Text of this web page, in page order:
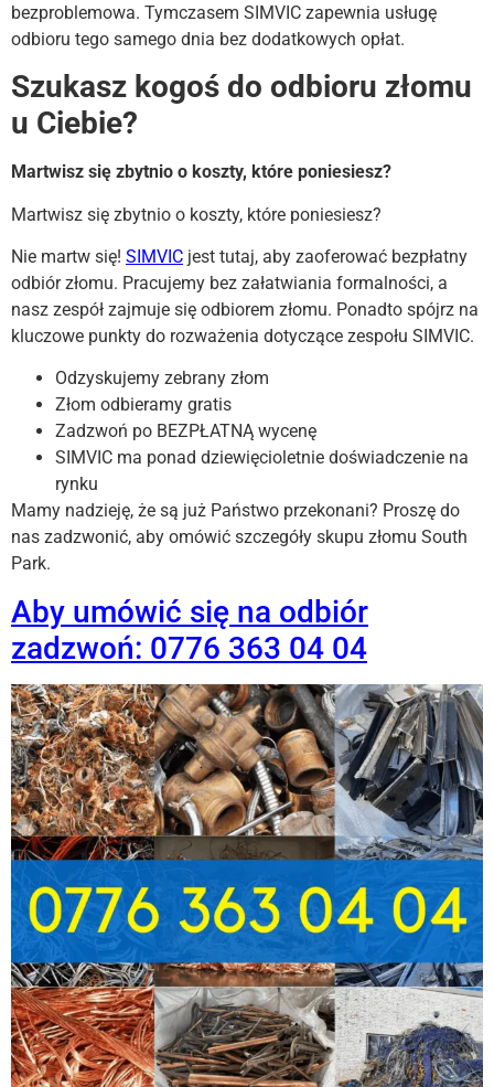
bezproblemowa. Tymczasem SIMVIC zapewnia usługę
odbioru tego samego dnia bez dodatkowych opłat.
Szukasz kogoś do odbioru złomu
u Ciebie?
Martwisz się zbytnio o koszty, które poniesiesz?
Martwisz się zbytnio o koszty, które poniesiesz?
Nie martw się! SIMVIC jest tutaj, aby zaoferować bezpłatny
odbiór złomu. Pracujemy bez załatwiania formalności, a
nasz zespół zajmuje się odbiorem złomu. Ponadto spójrz na
kluczowe punkty do rozważenia dotyczące zespołu SIMVIC.
Odzyskujemy zebrany złom
Złom odbieramy gratis
Zadzwoń po BEZPŁATNĄ wycenę
SIMVIC ma ponad dziewięcioletnie doświadczenie na
rynku
Mamy nadzieję, że są już Państwo przekonani? Proszę do
nas zadzwonić, aby omówić szczegóły skupu złomu South
Park.
Aby umówić się na odbiór
zadzwoń: 0776 363 04 04